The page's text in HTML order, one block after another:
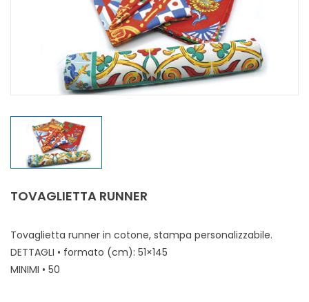
TOVAGLIETTA RUNNER
Tovaglietta runner in cotone, stampa personalizzabile.
DETTAGLI • formato (cm): 51×145
MINIMI • 50